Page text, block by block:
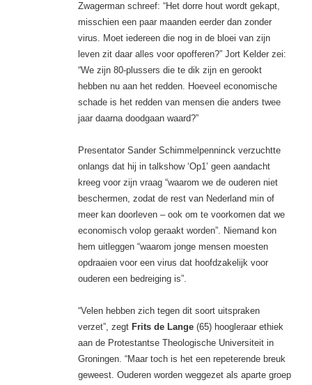
Zwagerman schreef: “Het dorre hout wordt gekapt,
misschien een paar maanden eerder dan zonder
virus. Moet iedereen die nog in de bloei van zijn
leven zit daar alles voor opofferen?” Jort Kelder zei:
“We zijn 80-plussers die te dik zijn en gerookt
hebben nu aan het redden. Hoeveel economische
schade is het redden van mensen die anders twee
jaar daarna doodgaan waard?”
Presentator Sander Schimmelpenninck verzuchtte
onlangs dat hij in talkshow ‘Op1’ geen aandacht
kreeg voor zijn vraag “waarom we de ouderen niet
beschermen, zodat de rest van Nederland min of
meer kan ­doorleven – ook om te voorkomen dat we
economisch volop geraakt worden”. Niemand kon
hem uitleggen “waarom jonge mensen moesten
opdraaien voor een ­virus dat hoofdzakelijk voor
ouderen een bedreiging is”.
“Velen hebben zich tegen dit soort uitspraken
verzet”, zegt Frits de Lange(65) hoogleraar ethiek
aan de Protestantse Theologische Universiteit in
Groningen. “Maar toch is het een repeterende breuk
geweest. Ouderen worden weggezet als aparte groep